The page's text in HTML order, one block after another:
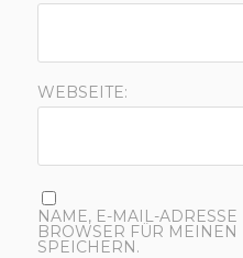
WEBSEITE:
NAME, E-MAIL-
BROWSER FÜR
SPEICHERN.